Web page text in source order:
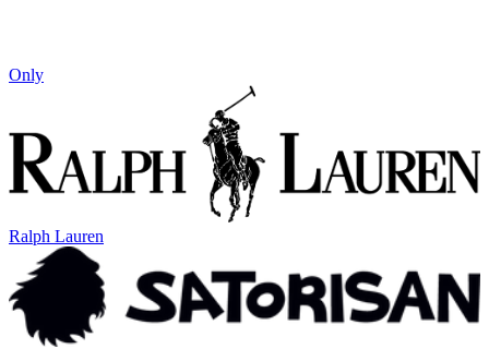
Only
Ralph Lauren